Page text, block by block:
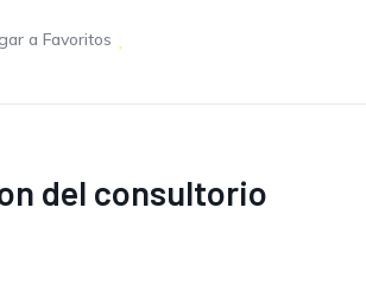
a Favoritos
del consultorio